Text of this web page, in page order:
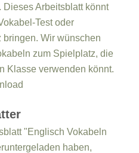
Arbeitsblatt könnt
Test oder
bringen. Wir wünschen
zum Spielplatz, die
Klasse verwenden könnt.
"Englisch Vokabeln
haben,